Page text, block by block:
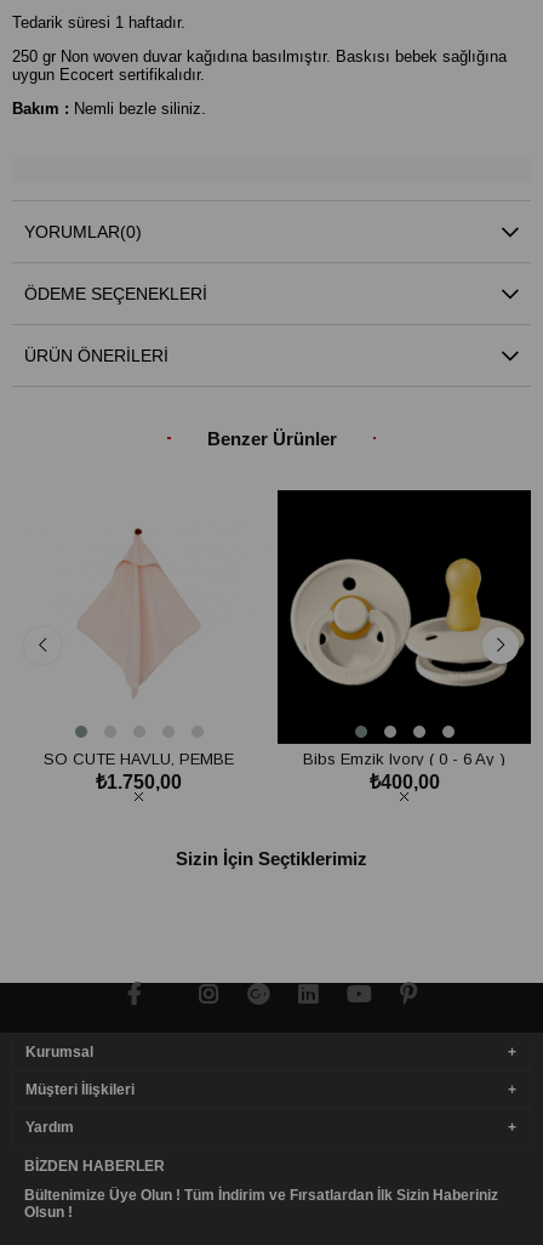
Tedarik süresi 1 haftadır.
250 gr Non woven duvar kağıdına basılmıştır. Baskısı bebek sağlığına
uygun Ecocert sertifikalıdır.
Bakım : Nemli bezle siliniz.
YORUMLAR(0)
ÖDEME SEÇENEKLERI
ÜRÜN ÖNERILERI
Benzer Ürünler
SO CUTE HAVLU, PEMBE
₺1.750,00
Bibs Emzik Ivory ( 0 - 6 Ay )
₺400,00
Sizin İçin Seçtiklerimiz
Kurumsal
Müşteri İlişkileri
Yardım
BIZDEN HABERLER
Bültenimize Üye Olun ! Tüm İndirim ve Fırsatlardan İlk Sizin Haberiniz
Olsun !